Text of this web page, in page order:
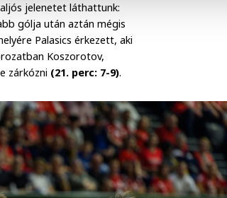
jelenetet láthattunk:
gólja után aztán mégis
Palasics érkezett, aki
Koszorotov,
zárkózni (21. perc: 7-9).